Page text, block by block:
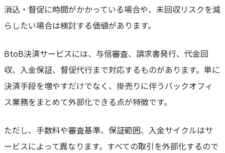
消込・督促に時間がかかっている場合や、未回収リスクを減
らしたい場合は検討する価値があります。
BtoB決済サービスには、与信審査、請求書発行、代金回
収、入金保証、督促代行まで対応するものがあります。単に
決済手段を増やすだけでなく、掛売りに伴うバックオフィ
ス業務をまとめて外部化できる点が特徴です。
ただし、手数料や審査基準、保証範囲、入金サイクルはサ
ービスによって異なります。すべての取引を外部化するので